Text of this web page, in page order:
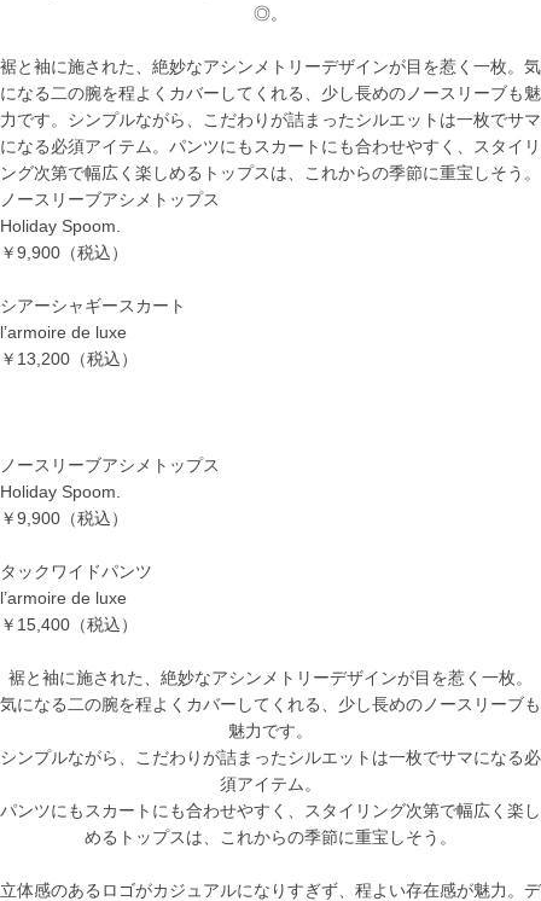
◎。
裾と袖に施された、絶妙なアシンメトリーデザインが目を惹く一枚。気
になる二の腕を程よくカバーしてくれる、少し長めのノースリーブも魅
力です。シンプルながら、こだわりが詰まったシルエットは一枚でサマ
になる必須アイテム。パンツにもスカートにも合わせやすく、スタイリ
ング次第で幅広く楽しめるトップスは、これからの季節に重宝しそう。
ノースリーブアシメトップス
Holiday Spoom.
￥9,900 （税込）
シアーシャギースカート
l’armoire de luxe
￥13,200 （税込）
ノースリーブアシメトップス
Holiday Spoom.
￥9,900 （税込）
タックワイドパンツ
l’armoire de luxe
￥15,400 （税込）
裾と袖に施された、絶妙なアシンメトリーデザインが目を惹く一枚。
気になる二の腕を程よくカバーしてくれる、少し長めのノースリーブも
魅力です。
シンプルながら、こだわりが詰まったシルエットは一枚でサマになる必
須アイテム。
パンツにもスカートにも合わせやすく、スタイリング次第で幅広く楽し
めるトップスは、これからの季節に重宝しそう。
立体感のあるロゴがカジュアルになりすぎず、程よい存在感が魅力。デ